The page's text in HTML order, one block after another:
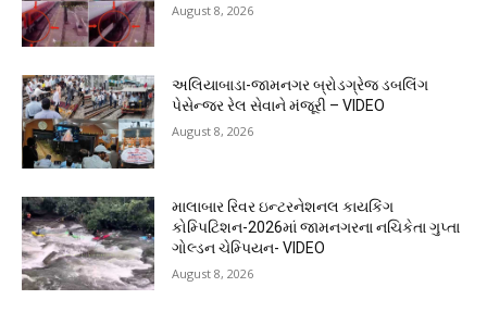
August 8, 2026
અલિયાબાડા-જામનગર બ્રોડગ્રેજ ડબલિંગ
પેસેન્જર રેલ સેવાને મંજૂરી – VIDEO
August 8, 2026
માલાબાર રિવર ઇન્ટરનેશનલ કાયકિંગ
કોમ્પિટિશન-2026માં જામનગરના નચિકેતા ગુપ્તા
ગોલ્ડન ચેમ્પિયન- VIDEO
August 8, 2026